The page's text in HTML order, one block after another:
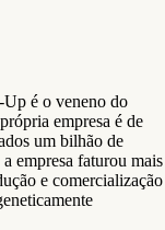
é o veneno do
empresa é de
um bilhão de
empresa faturou mais
e comercialização